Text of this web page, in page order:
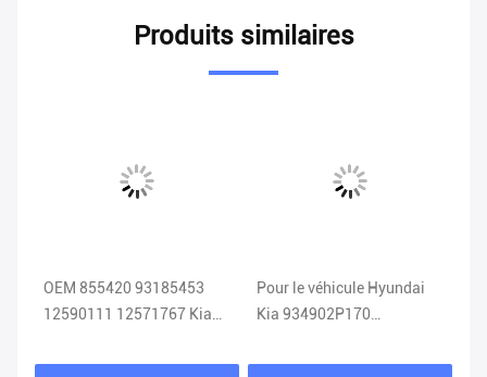
Produits similaires
OEM 855420 93185453
12590111 12571767 Kia
Lambda
Pour le véhicule Hyundai
Kia 934902P170
Airbag Spring Clock